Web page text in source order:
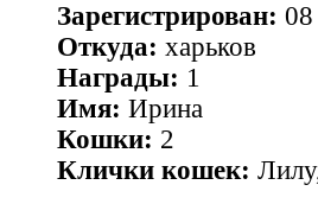
Зарегистрирован:
Откуда: харьков
Награды: 1
Имя: Ирина
Кошки: 2
Клички кошек: